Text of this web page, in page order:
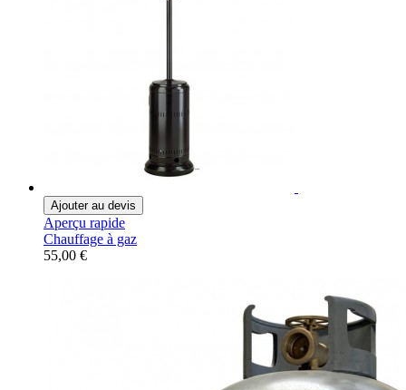
Ajouter au devis
Aperçu rapide
Chauffage à gaz
55,00 €